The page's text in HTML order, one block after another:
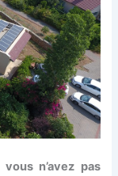
n’avez pas